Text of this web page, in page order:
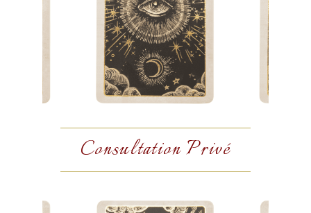
Consultation Privé